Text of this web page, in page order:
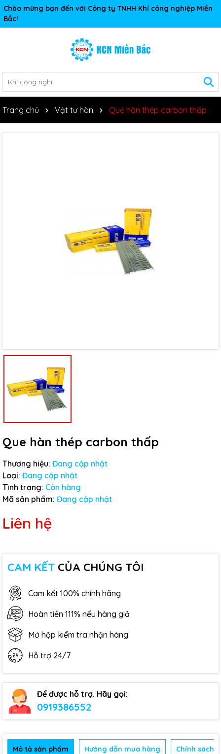
Chào mừng bạn đến với Công ty TNHH Khí công nghiệp Miền
Bắc!
Trang chủ Vật tư hàn Que hàn thép carbon thấp
Que hàn thép carbon thấp
Thương hiệu: Đang cập nhật
Loại: Đang cập nhật
Tình trạng: Còn hàng
Mã sản phẩm: Đang cập nhật
Liên hệ
CAM KẾT CỦA CHÚNG TÔI
Cam kết 100% chính hãng
Hoàn tiền 111% nếu hàng giả
Mở hộp kiểm tra nhận hàng
Hỗ trợ 24/7
Để được hỗ trợ. Hãy gọi:
0919386552
Mô tả sản phẩm Hướng dẫn mua hàng Chính sách